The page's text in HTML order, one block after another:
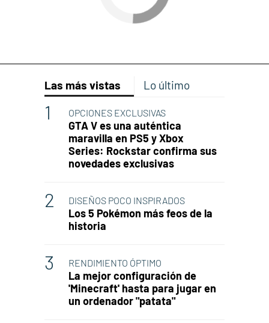
Las más vistas Lo último
OPCIONES EXCLUSIVAS
GTA V es una auténtica
maravilla en PS5 y Xbox
Series: Rockstar confirma sus
novedades exclusivas
DISEÑOS POCO INSPIRADOS
Los 5 Pokémon más feos de la
historia
RENDIMIENTO ÓPTIMO
La mejor configuración de
'Minecraft' hasta para jugar en
un ordenador "patata"